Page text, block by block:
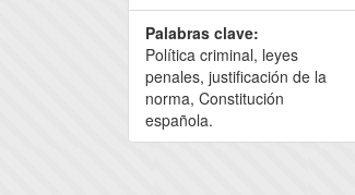
Palabras clave:
Política criminal, leyes
penales, justificación de la
norma, Constitución
española.